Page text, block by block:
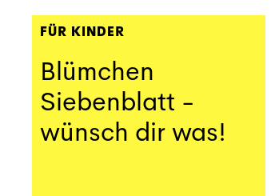
FÜR KINDER
Blümchen
Siebenblatt -
wünsch dir was!